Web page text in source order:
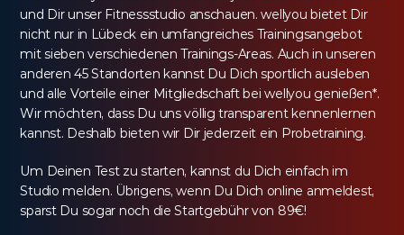
und Dir unser Fitnessstudio anschauen. wellyou bietet Dir
nicht nur in Lübeck ein umfangreiches Trainingsangebot
mit sieben verschiedenen Trainings-Areas. Auch in unseren
anderen 45 Standorten kannst Du Dich sportlich ausleben
und alle Vorteile einer Mitgliedschaft bei wellyou genießen*.
Wir möchten, dass Du uns völlig transparent kennenlernen
kannst. Deshalb bieten wir Dir jederzeit ein Probetraining.
Um Deinen Test zu starten, kannst du Dich einfach im
Studio melden. Übrigens, wenn Du Dich online anmeldest,
sparst Du sogar noch die Startgebühr von 89€!